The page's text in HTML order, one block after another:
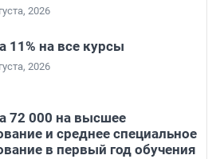
2026
11% на все курсы
2026
72 000 на высшее
и среднее специальное
в первый год обучения